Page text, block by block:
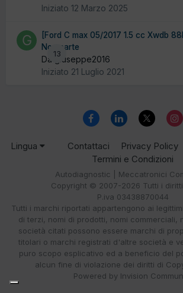
Iniziato 12 Marzo 2025
13
[Ford C max 05/2017 1.5 cc Xwdb
Non parte
Da giuseppe2016
Iniziato 21 Luglio 2021
Lingua Contattaci Privacy Policy
Termini e Condizioni
Autodiagnostic | Meccatronici
Copyright © 2007-2026 Tutti i
P.iva 03438870044
Tutti i marchi riportati appartengono ai
di terzi, nomi di prodotti, nomi commerciali,
società citati possono essere marchi di
titolari o marchi registrati d'altre società e
puro scopo esplicativo ed a beneficio del
alcun fine di violazione dei diritti di
Powered by Invision